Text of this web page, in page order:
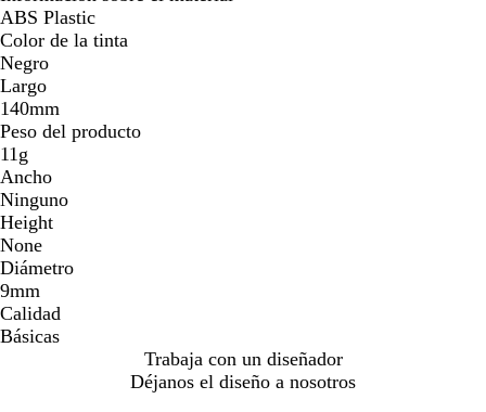
ABS Plastic
Color de la tinta
Negro
Largo
140mm
Peso del producto
11g
Ancho
Ninguno
Height
None
Diámetro
9mm
Calidad
Básicas
Trabaja con un diseñador
Déjanos el diseño a nosotros